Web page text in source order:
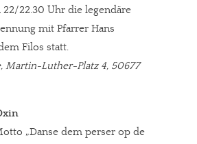
22/22.30 Uhr die legendäre
mit Pfarrer Hans
Filos statt.
Martin-Luther-Platz 4, 50677
„Danse dem perser op de